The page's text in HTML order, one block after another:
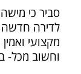
סביר כי
לדירה חדשה
מקצועי
וחשוב מכל-